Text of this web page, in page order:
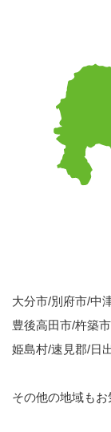
大分市/別府市/中
豊後高田市/杵築
姫島村/速見郡/日
その他の地域もお